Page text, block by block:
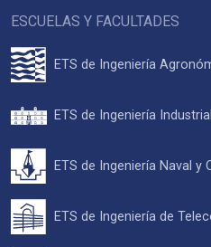
ESCUELAS Y FACULTADES
ETS de Ingeniería
ETS de Ingeniería Industrial
ETS de Ingeniería Naval y
ETS de Ingeniería de